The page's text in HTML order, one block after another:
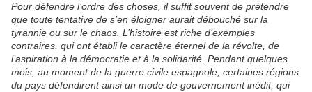
Pour défendre l’ordre des choses, il suffit souvent de prétendre
que toute tentative de s’en éloigner aurait débouché sur la
tyrannie ou sur le chaos. L’histoire est riche d’exemples
contraires, qui ont établi le caractère éternel de la révolte, de
l’aspiration à la démocratie et à la solidarité. Pendant quelques
mois, au moment de la guerre civile espagnole, certaines régions
du pays défendirent ainsi un mode de gouvernement inédit, qui